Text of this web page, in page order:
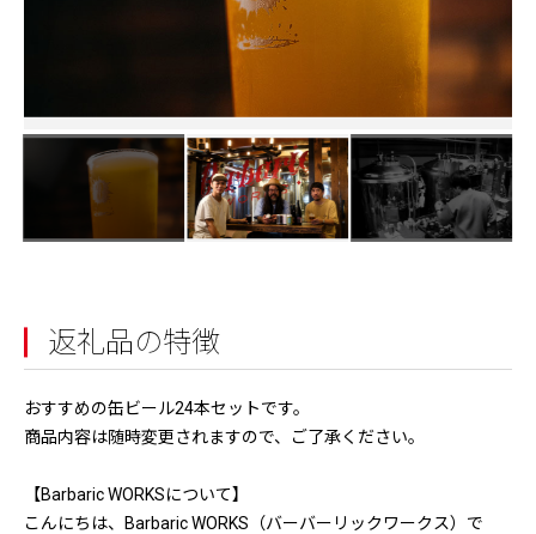
返礼品の特徴
おすすめの缶ビール24本セットです。
商品内容は随時変更されますので、ご了承ください。
【Barbaric WORKSについて】
こんにちは、Barbaric WORKS（バーバーリックワークス）で